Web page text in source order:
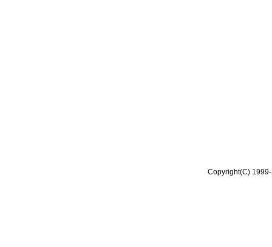
Copyright(C)